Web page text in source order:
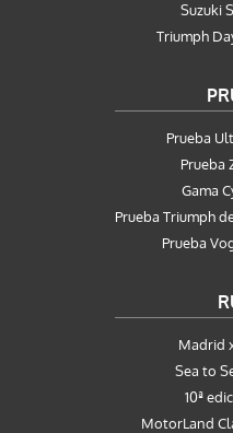
Suzuki
Triumph
Prueba
Prueba
Gama
Prueba Triumph
Prueba
Madrid
Sea to
10ª
MotorLand